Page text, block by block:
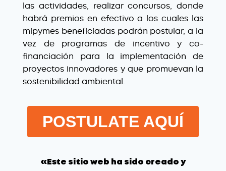
las actividades, realizar concursos, donde
habrá premios en efectivo a los cuales las
mipymes beneficiadas podrán postular, a la
vez de programas de incentivo y co-
financiación para la implementación de
proyectos innovadores y que promuevan la
sostenibilidad ambiental.
POSTULATE AQUÍ
«Este sitio web ha sido creado y